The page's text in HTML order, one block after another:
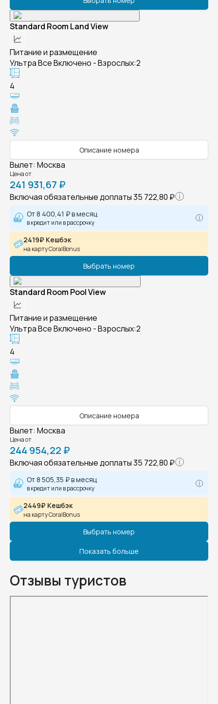
Standard Room Land View
Питание и размещение
Ультра Все Включено - Взрослых:2
4
Описание номера
Вылет: Москва
Цена от
241 931,67 ₽
Включая обязательные доплаты35 722,80 ₽
От 8 400,41 ₽в месяц
в кредит или в рассрочку
2419₽ Кешбэк
на карту CoralBonus
Выбрать номер
Standard Room Pool View
Питание и размещение
Ультра Все Включено - Взрослых:2
4
Описание номера
Вылет: Москва
Цена от
244 954,22 ₽
Включая обязательные доплаты35 722,80 ₽
От 8 505,35 ₽в месяц
в кредит или в рассрочку
2449₽ Кешбэк
на карту CoralBonus
Выбрать номер
Показать больше
Отзывы туристов